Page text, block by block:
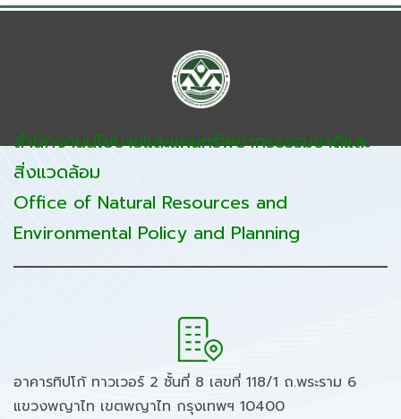
สำนักงานนโยบายและแผนทรัพยากรธรรมชาติและ
สิ่งแวดล้อม
Office of Natural Resources and
Environmental Policy and Planning
อาคารทิปโก้ ทาวเวอร์ 2 ชั้นที่ 8 เลขที่ 118/1 ถ.พระราม 6
แขวงพญาไท เขตพญาไท กรุงเทพฯ 10400